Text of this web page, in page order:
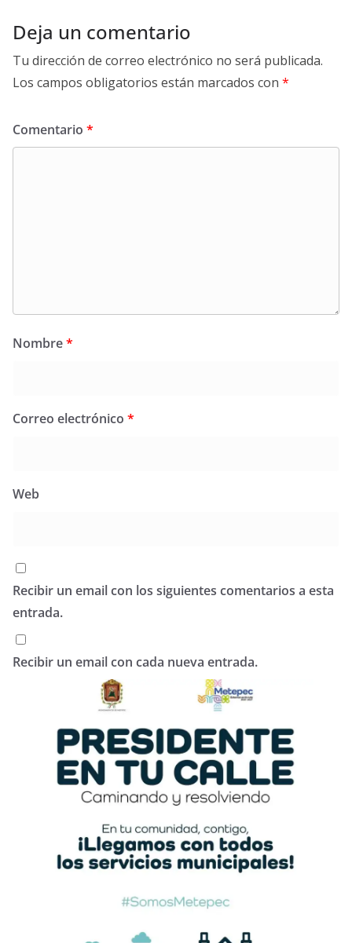
Deja un comentario
Tu dirección de correo electrónico no será publicada.
Los campos obligatorios están marcados con *
Comentario *
Nombre*
Correo electrónico *
Web
Recibir un email con los siguientes comentarios a esta
entrada.
Recibir un email con cada nueva entrada.